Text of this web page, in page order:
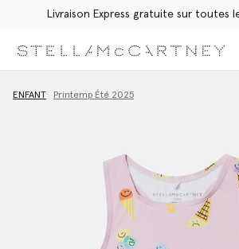
Livraison Express gratuite sur toutes
ENFANT Printemp Été 2025